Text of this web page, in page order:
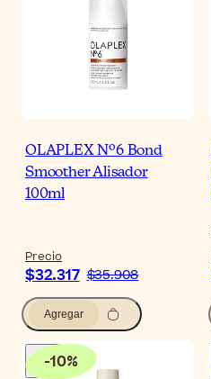
OLAPLEX Nº6 Bond
Smoother Alisador
100ml
Precio
$32.317 $35.908
Agregar
-10%